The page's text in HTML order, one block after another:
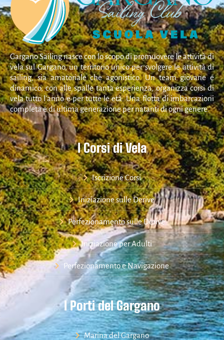
Gargano Sailing nasce con lo scopo di promuovere le attività di
vela sul Gargano, un territorio unico per svolgere le attività di
sailing, sia amatoriale che agonistico. Un team giovane e
dinamico, con alle spalle tanta esperienza, organizza corsi di
vela tutto l’anno e per tutte le età. Una flotta di imbarcazioni
completa e di ultima generazione per natanti di ogni genere.
I Corsi di Vela
Iscrizione Corsi
Iniziazione sulle Derive
Perfezionamento sulle Derive
Iniziazione per Adulti
Perfezionamento e Navigazione
I Porti del Gargano
Marina del Gargano